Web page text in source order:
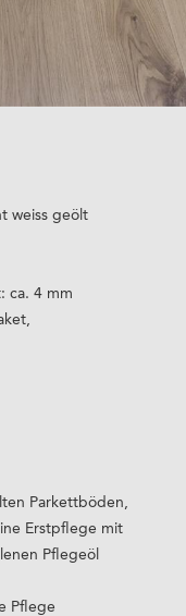
weiss geölt
ca. 4 mm
Parkettböden,
Erstpflege mit
Pflegeöl
Pflege